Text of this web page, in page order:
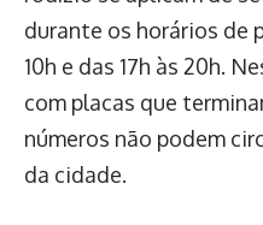
durante os horários de
10h e das 17h às 20h.
com placas que
números não podem
da cidade.